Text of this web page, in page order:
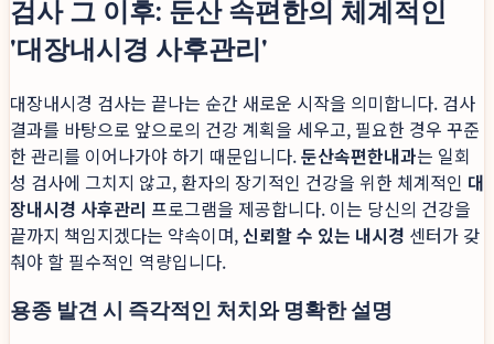
검사 그 이후: 둔산 속편한의 체계적인
'대장내시경 사후관리'
대장내시경 검사는 끝나는 순간 새로운 시작을 의미합니다. 검사
결과를 바탕으로 앞으로의 건강 계획을 세우고, 필요한 경우 꾸준
한 관리를 이어나가야 하기 때문입니다.둔산속편한내과는 일회
성 검사에 그치지 않고, 환자의 장기적인 건강을 위한 체계적인 대
장내시경 사후관리 프로그램을 제공합니다. 이는 당신의 건강을
끝까지 책임지겠다는 약속이며,신뢰할 수 있는 내시경 센터가 갖
춰야 할 필수적인 역량입니다.
용종 발견 시 즉각적인 처치와 명확한 설명